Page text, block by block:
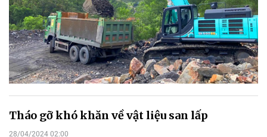
Tháo gỡ khó khăn về vật liệu san lấp
28/04/2024 02:00